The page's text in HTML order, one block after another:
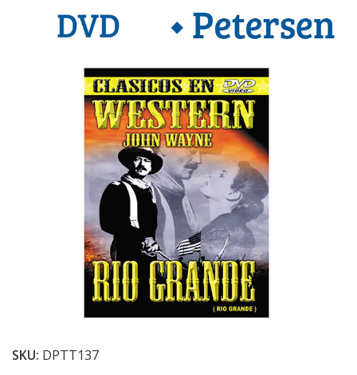
SKU: DPTT137